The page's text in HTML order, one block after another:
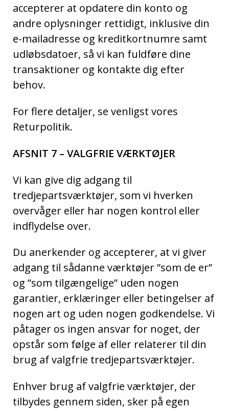
accepterer at opdatere din konto og
andre oplysninger rettidigt, inklusive din
e-mailadresse og kreditkortnumre samt
udløbsdatoer, så vi kan fuldføre dine
transaktioner og kontakte dig efter
behov.
For flere detaljer, se venligst vores
Returpolitik.
AFSNIT 7 – VALGFRIE VÆRKTØJER
Vi kan give dig adgang til
tredjepartsværktøjer, som vi hverken
overvåger eller har nogen kontrol eller
indflydelse over.
Du anerkender og accepterer, at vi giver
adgang til sådanne værktøjer ”som de er”
og ”som tilgængelige” uden nogen
garantier, erklæringer eller betingelser af
nogen art og uden nogen godkendelse. Vi
påtager os ingen ansvar for noget, der
opstår som følge af eller relaterer til din
brug af valgfrie tredjepartsværktøjer.
Enhver brug af valgfrie værktøjer, der
tilbydes gennem siden, sker på egen